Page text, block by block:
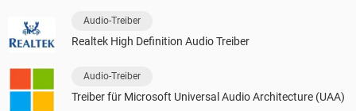
Audio-Treiber
Realtek High Definition Audio Treiber
Audio-Treiber
Treiber für Microsoft Universal Audio Architecture (UAA)